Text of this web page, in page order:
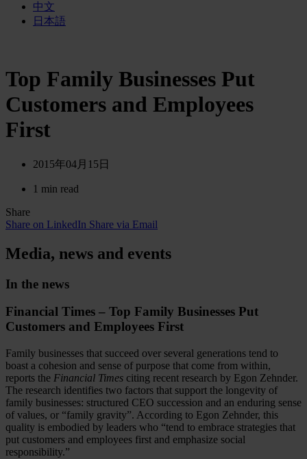
中文
日本語
Top Family Businesses Put
Customers and Employees
First
2015年04月15日
1 min read
Share
Share on LinkedIn Share via Email
Media, news and events
In the news
Financial Times – Top Family Businesses Put
Customers and Employees First
Family businesses that succeed over several generations tend to
boast a cohesion and sense of purpose that come from within,
reports the Financial Times citing recent research by Egon Zehnder.
The research identifies two factors that support the longevity of
family businesses: structured CEO succession and an enduring sense
of values, or “family gravity”. According to Egon Zehnder, this
quality is embodied by leaders who “tend to embrace strategies that
put customers and employees first and emphasize social
responsibility.”